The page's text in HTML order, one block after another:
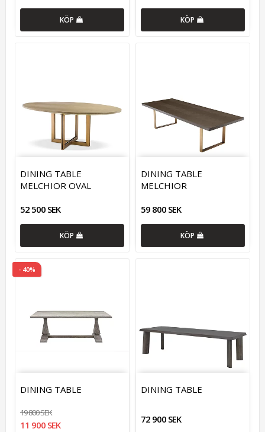
KÖP KÖP
DINING TABLE
MELCHIOR OVAL
52 500 SEK
KÖP
DINING TABLE
MELCHIOR
59 800 SEK
KÖP
- 40%
DINING TABLE
19 800 SEK
11 900 SEK
DINING TABLE
72 900 SEK